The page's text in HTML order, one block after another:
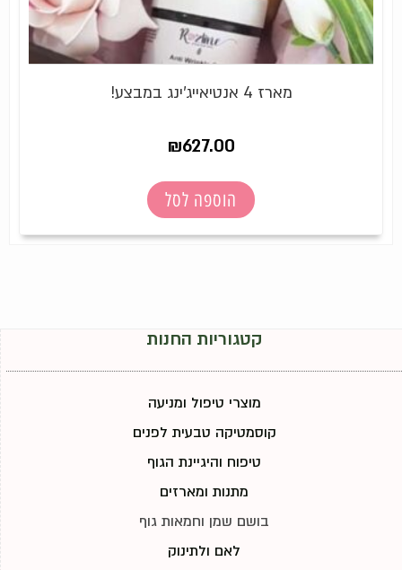
מארז 4 אנטיאייג'ינג במבצע!
₪627.00
הוספה לסל
קטגוריות החנות
מוצרי טיפול ומניעה
קוסמטיקה טבעית לפנים
טיפוח והיגיינת הגוף
מתנות ומארזים
בושם שמן וחמאות גוף
לאם ולתינוק